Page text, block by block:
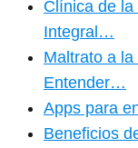
Clínica de la
Integral…
Maltrato a
Entender…
Apps para
Beneficios